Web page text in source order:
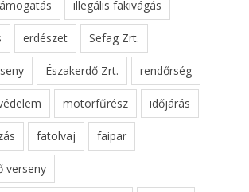
illegális fakivágás
erdészet Sefag Zrt.
Északerdő Zrt. rendőrség
motorfűrész időjárás
fatolvaj faipar
verseny